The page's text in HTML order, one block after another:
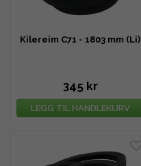
Kilereim C71 - 1803 mm (Li)
345 kr
LEGG TIL HANDLEKURV